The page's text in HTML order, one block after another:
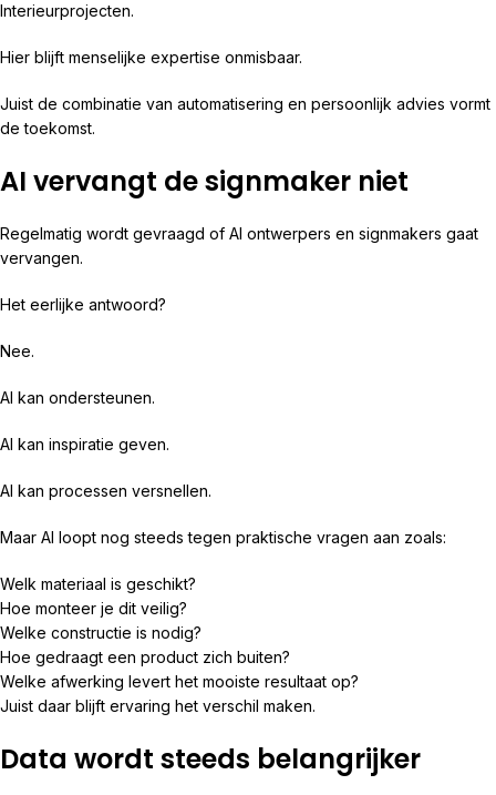
Interieurprojecten.
Hier blijft menselijke expertise onmisbaar.
Juist de combinatie van automatisering en persoonlijk advies vormt
de toekomst.
AI vervangt de signmaker niet
Regelmatig wordt gevraagd of AI ontwerpers en signmakers gaat
vervangen.
Het eerlijke antwoord?
Nee.
AI kan ondersteunen.
AI kan inspiratie geven.
AI kan processen versnellen.
Maar AI loopt nog steeds tegen praktische vragen aan zoals:
Welk materiaal is geschikt?
Hoe monteer je dit veilig?
Welke constructie is nodig?
Hoe gedraagt een product zich buiten?
Welke afwerking levert het mooiste resultaat op?
Juist daar blijft ervaring het verschil maken.
Data wordt steeds belangrijker